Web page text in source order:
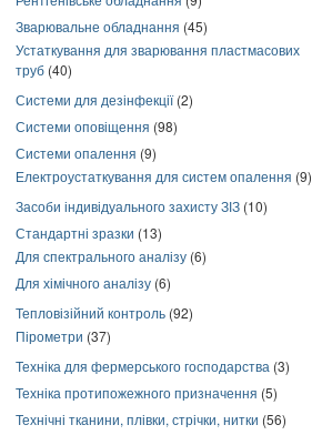
Зварювальне обладнання (45)
Устаткування для зварювання пластмасових
труб (40)
Системи для дезінфекції(2)
Системи оповіщення (98)
Системи опалення (9)
Електроустаткування для систем опалення (9)
Засоби індивідуального захисту ЗІЗ (10)
Стандартні зразки (13)
Для спектрального аналізу (6)
Для хімічного аналізу (6)
Тепловізійний контроль (92)
Пірометри (37)
Техніка для фермерського господарства (3)
Техніка протипожежного призначення (5)
Технічні тканини, плівки, стрічки, нитки (56)